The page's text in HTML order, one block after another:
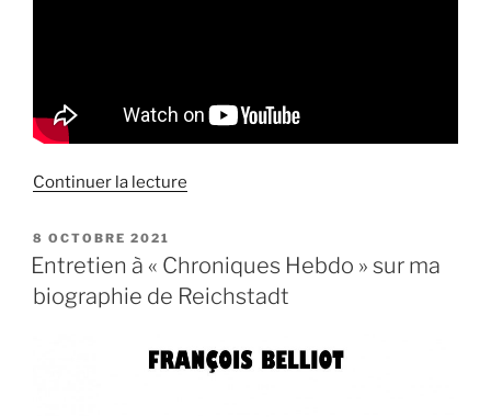
Continuer la lecture
sur
la
Rudy
PUBLIÉ
LE
8 OCTOBRE 2021
Entretien à « Chroniques Hebdo » sur ma
biographie de Reichstadt